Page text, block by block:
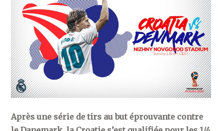
Après une série de tirs au but éprouvante contre